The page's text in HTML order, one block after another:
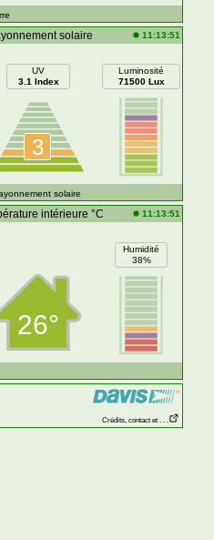
solaire 11:13:51
UV
3.1 Index
3
Luminosité
71500 Lux
solaire
intérieure °C 11:13:51
26°
Humidité
38%
Crédits, contact et . . .